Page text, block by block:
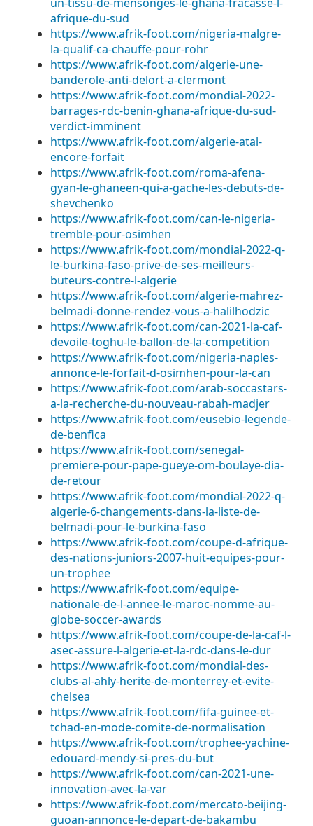
afrique-du-sud
https://www.afrik-foot.com/nigeria-malgre-
la-qualif-ca-chauffe-pour-rohr
https://www.afrik-foot.com/algerie-une-
banderole-anti-delort-a-clermont
https://www.afrik-foot.com/mondial-2022-
barrages-rdc-benin-ghana-afrique-du-sud-
verdict-imminent
https://www.afrik-foot.com/algerie-atal-
encore-forfait
https://www.afrik-foot.com/roma-afena-
gyan-le-ghaneen-qui-a-gache-les-debuts-de-
shevchenko
https://www.afrik-foot.com/can-le-nigeria-
tremble-pour-osimhen
https://www.afrik-foot.com/mondial-2022-q-
le-burkina-faso-prive-de-ses-meilleurs-
buteurs-contre-l-algerie
https://www.afrik-foot.com/algerie-mahrez-
belmadi-donne-rendez-vous-a-halilhodzic
https://www.afrik-foot.com/can-2021-la-caf-
devoile-toghu-le-ballon-de-la-competition
https://www.afrik-foot.com/nigeria-naples-
annonce-le-forfait-d-osimhen-pour-la-can
https://www.afrik-foot.com/arab-soccastars-
a-la-recherche-du-nouveau-rabah-madjer
https://www.afrik-foot.com/eusebio-legende-
de-benfica
https://www.afrik-foot.com/senegal-
premiere-pour-pape-gueye-om-boulaye-dia-
de-retour
https://www.afrik-foot.com/mondial-2022-q-
algerie-6-changements-dans-la-liste-de-
belmadi-pour-le-burkina-faso
https://www.afrik-foot.com/coupe-d-afrique-
des-nations-juniors-2007-huit-equipes-pour-
un-trophee
https://www.afrik-foot.com/equipe-
nationale-de-l-annee-le-maroc-nomme-au-
globe-soccer-awards
https://www.afrik-foot.com/coupe-de-la-caf-l-
asec-assure-l-algerie-et-la-rdc-dans-le-dur
https://www.afrik-foot.com/mondial-des-
clubs-al-ahly-herite-de-monterrey-et-evite-
chelsea
https://www.afrik-foot.com/fifa-guinee-et-
tchad-en-mode-comite-de-normalisation
https://www.afrik-foot.com/trophee-yachine-
edouard-mendy-si-pres-du-but
https://www.afrik-foot.com/can-2021-une-
innovation-avec-la-var
https://www.afrik-foot.com/mercato-beijing-
guoan-annonce-le-depart-de-bakambu